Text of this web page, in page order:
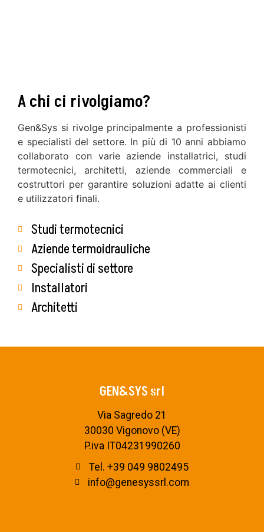
A chi ci rivolgiamo?
Gen&Sys si rivolge principalmente a professionisti
e specialisti del settore. In più di 10 anni abbiamo
collaborato con varie aziende installatrici, studi
termotecnici, architetti, aziende commerciali e
costruttori per garantire soluzioni adatte ai clienti
e utilizzatori finali.
Studi termotecnici
Aziende termoidrauliche
Specialisti di settore
Installatori
Architetti
GEN&SYS srl
Via Sagredo 21
30030 Vigonovo (VE)
P.iva IT04231990260
Tel. +39 049 9802495
info@genesyssrl.com